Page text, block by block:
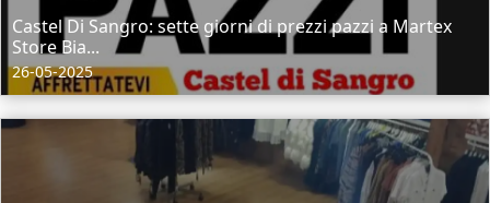
Castel Di Sangro: sette giorni di prezzi pazzi a Martex
Store Bia...
26-05-2025